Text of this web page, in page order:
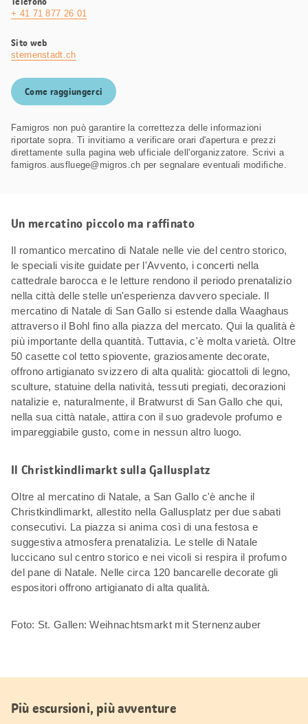
+ 41 71 877 26 01
Sito web
sternenstadt.ch
Come raggiungerci
Famigros non può garantire la correttezza delle informazioni
riportate sopra. Ti invitiamo a verificare orari d'apertura e prezzi
direttamente sulla pagina web ufficiale dell'organizzatore. Scrivi a
famigros.ausfluege@migros.ch per segnalare eventuali modifiche.
Un mercatino piccolo ma raffinato
Il romantico mercatino di Natale nelle vie del centro storico,
le speciali visite guidate per l'Avvento, i concerti nella
cattedrale barocca e le letture rendono il periodo prenatalizio
nella città delle stelle un'esperienza davvero speciale. Il
mercatino di Natale di San Gallo si estende dalla Waaghaus
attraverso il Bohl fino alla piazza del mercato. Qui la qualità è
più importante della quantità. Tuttavia, c'è molta varietà. Oltre
50 casette col tetto spiovente, graziosamente decorate,
offrono artigianato svizzero di alta qualità: giocattoli di legno,
sculture, statuine della natività, tessuti pregiati, decorazioni
natalizie e, naturalmente, il Bratwurst di San Gallo che qui,
nella sua città natale, attira con il suo gradevole profumo e
impareggiabile gusto, come in nessun altro luogo.
Il Christkindlimarkt sulla Gallusplatz
Oltre al mercatino di Natale, a San Gallo c'è anche il
Christkindlimarkt, allestito nella Gallusplatz per due sabati
consecutivi. La piazza si anima così di una festosa e
suggestiva atmosfera prenatalizia. Le stelle di Natale
luccicano sul centro storico e nei vicoli si respira il profumo
del pane di Natale. Nelle circa 120 bancarelle decorate gli
espositori offrono artigianato di alta qualità.
Foto: St. Gallen: Weihnachtsmarkt mit Sternenzauber
Più escursioni, più avventure